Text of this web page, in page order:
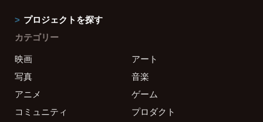
プロジェクトを探す
カテゴリー
映画
アート
写真
音楽
アニメ
ゲーム
コミュニティ
プロダクト